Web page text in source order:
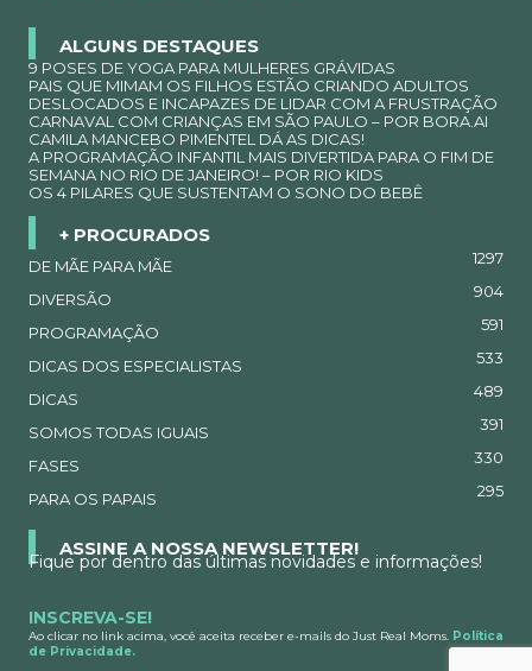
ALGUNS DESTAQUES
9 POSES DE YOGA PARA MULHERES GRÁVIDAS
PAIS QUE MIMAM OS FILHOS ESTÃO CRIANDO ADULTOS
DESLOCADOS E INCAPAZES DE LIDAR COM A FRUSTRAÇÃO
CARNAVAL COM CRIANÇAS EM SÃO PAULO – POR BORA.AI
CAMILA MANCEBO PIMENTEL DÁ AS DICAS!
A PROGRAMAÇÃO INFANTIL MAIS DIVERTIDA PARA O FIM DE
SEMANA NO RIO DE JANEIRO! – POR RIO KIDS
OS 4 PILARES QUE SUSTENTAM O SONO DO BEBÊ
+ PROCURADOS
DE MÃE PARA MÃE 1297
DIVERSÃO 904
PROGRAMAÇÃO 591
DICAS DOS ESPECIALISTAS 533
DICAS 489
SOMOS TODAS IGUAIS 391
FASES 330
PARA OS PAPAIS 295
ASSINE A NOSSA NEWSLETTER!
Fique por dentro das últimas novidades e informações!
INSCREVA-SE!
Ao clicar no link acima, você aceita receber e-mails do Just Real Moms. Política
de Privacidade.